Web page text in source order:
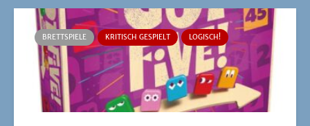
BRETTSPIELE KRITISCH GESPIELT LOGISCH!